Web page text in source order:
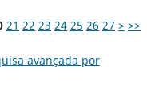
21 22 23 24 25 26 27 > >>
avançada por